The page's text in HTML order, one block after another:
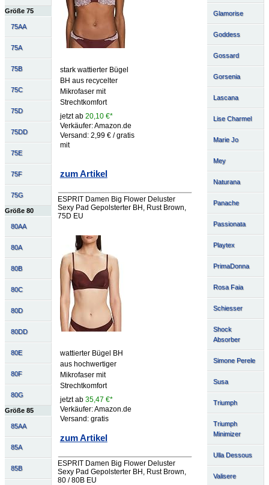
Größe 75
75AA
75A
75B
75C
75D
75DD
75E
75F
75G
Größe 80
80AA
80A
80B
80C
80D
80DD
80E
80F
80G
Größe 85
85AA
85A
85B
Glamorise
Goddess
Gossard
Gorsenia
Lascana
Lise Charmel
Marie Jo
Mey
Naturana
Panache
Passionata
Playtex
PrimaDonna
Rosa Faia
Schiesser
Shock
Absorber
Simone Perele
Susa
Triumph
Triumph
Minimizer
Ulla Dessous
Valisere
stark wattierter Bügel
BH aus recycelter
Mikrofaser mit
Strechtkomfort
jetzt ab 20,10 €*
Verkäufer: Amazon.de
Versand: 2,99 € / gratis
mit
zum Artikel
ESPRIT Damen Big Flower Deluster
Sexy Pad Gepolsterter BH, Rust Brown,
75D EU
wattierter Bügel BH
aus hochwertiger
Mikrofaser mit
Strechtkomfort
jetzt ab 35,47 €*
Verkäufer: Amazon.de
Versand: gratis
zum Artikel
ESPRIT Damen Big Flower Deluster
Sexy Pad Gepolsterter BH, Rust Brown,
80 / 80B EU